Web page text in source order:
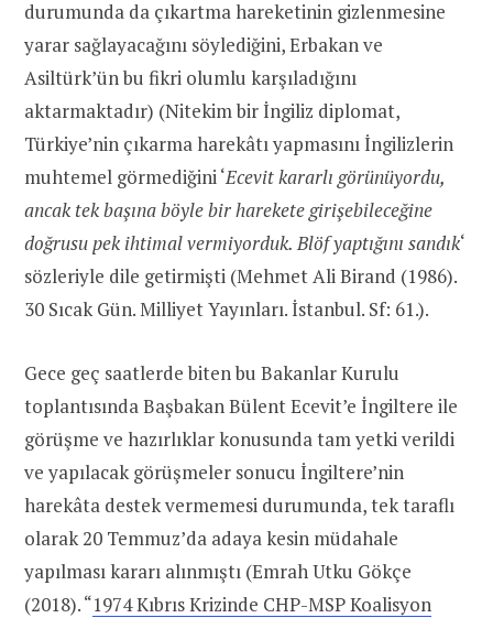
durumunda da çıkartma hareketinin gizlenmesine
yarar sağlayacağını söylediğini, Erbakan ve
Asiltürk’ün bu fikri olumlu karşıladığını
aktarmaktadır) (Nitekim bir İngiliz diplomat,
Türkiye’nin çıkarma harekâtı yapmasını İngilizlerin
muhtemel görmediğini ‘Ecevit kararlı görünüyordu,
ancak tek başına böyle bir harekete girişebileceğine
doğrusu pek ihtimal vermiyorduk. Blöf yaptığını sandık‘
sözleriyle dile getirmişti (Mehmet Ali Birand (1986).
30 Sıcak Gün. Milliyet Yayınları. İstanbul. Sf: 61.).
Gece geç saatlerde biten bu Bakanlar Kurulu
toplantısında Başbakan Bülent Ecevit’e İngiltere ile
görüşme ve hazırlıklar konusunda tam yetki verildi
ve yapılacak görüşmeler sonucu İngiltere’nin
harekâta destek vermemesi durumunda, tek taraflı
olarak 20 Temmuz’da adaya kesin müdahale
yapılması kararı alınmıştı (Emrah Utku Gökçe
(2018). “1974 Kıbrıs Krizinde CHP-MSP Koalisyon